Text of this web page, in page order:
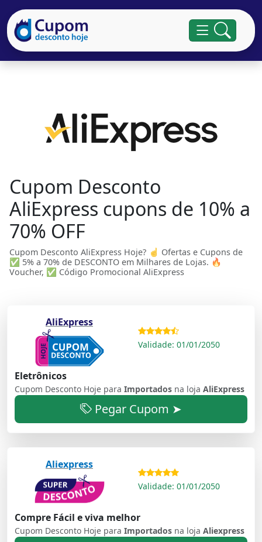
Cupom Desconto
AliExpress cupons de 10% a
70% OFF
Cupom Desconto AliExpress Hoje? ☝ Ofertas e Cupons de
✅ 5% a 70% de DESCONTO em Milhares de Lojas. 🔥
Voucher, ✅ Código Promocional AliExpress
AliExpress
Validade: 01/01/2050
Eletrônicos
Cupom Desconto Hoje para Importados na loja AliExpress
Pegar Cupom ➤
Aliexpress
Validade: 01/01/2050
Compre Fácil e viva melhor
Cupom Desconto Hoje para Importados na loja Aliexpress